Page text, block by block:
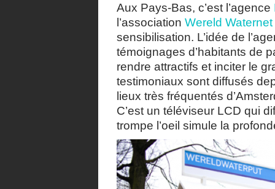
Aux Pays-Bas, c’est l’agence
l’association Wereld Waternet
sensibilisation. L’idée de
témoignages d’habitants de
rendre attractifs et inciter le
testimoniaux sont diffusés
lieux très fréquentés
C’est un téléviseur LCD qui
trompe l’oeil simule la